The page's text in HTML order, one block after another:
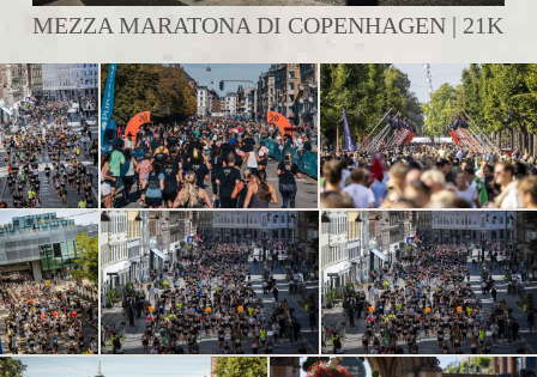
MEZZA MARATONA DI COPENHAGEN | 21K